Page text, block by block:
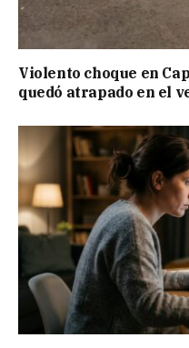
Violento choque en
quedó atrapado en el